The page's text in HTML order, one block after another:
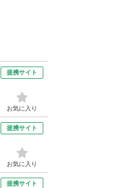
提携サイト
お気に入り
提携サイト
お気に入り
提携サイト